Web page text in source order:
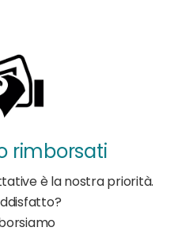
rimborsati
è la nostra priorità.